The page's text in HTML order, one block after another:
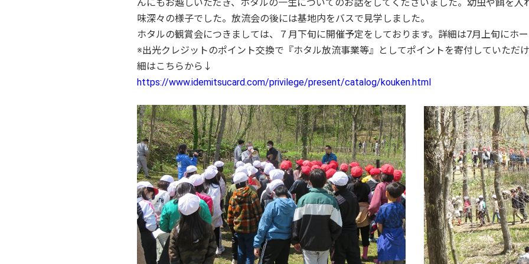
んにもお越しいただき、ホタルの一生についてのお話をしてくださいました。幼虫や餌を入
味深々の様子でした。放流会の後には基地内をバスで見学しました。
ホタルの観賞会につきましては、７月下旬に開催予定をしております。詳細は7月上旬にホ
※出光クレジットのポイント交換で『ホタル放流事業等』としてポイントを寄付していただ
細はこちらから↓
https://www.idemitsucard.com/privilege/present/catalog/kouken.html